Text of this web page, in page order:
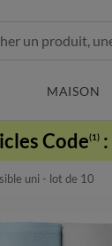
MAISON
Code(1) :
uni - lot de 10